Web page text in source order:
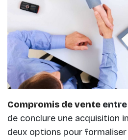
Compromis de vente
de conclure une acquisition
deux options pour